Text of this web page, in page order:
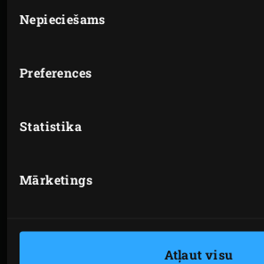
izvēle
Nepieciešams
Preferences
Statistika
Mārketings
Atļaut visu
Kādus personas datus mēs
Kā mēs ievācam jūsu personas
Kā mēs nodrošinām jūsu
Izmaiņas
LEJUPIELĀDĒJIET MŪSU